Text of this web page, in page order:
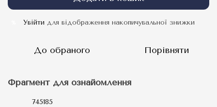
Увійти для відображення накопичувальної знижки
До обраного Порівняти
Фрагмент для ознайомлення
745185